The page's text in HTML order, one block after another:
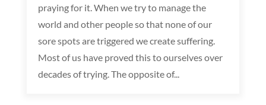
praying for it. When we try to manage the
world and other people so that none of our
sore spots are triggered we create suffering.
Most of us have proved this to ourselves over
decades of trying. The opposite of...